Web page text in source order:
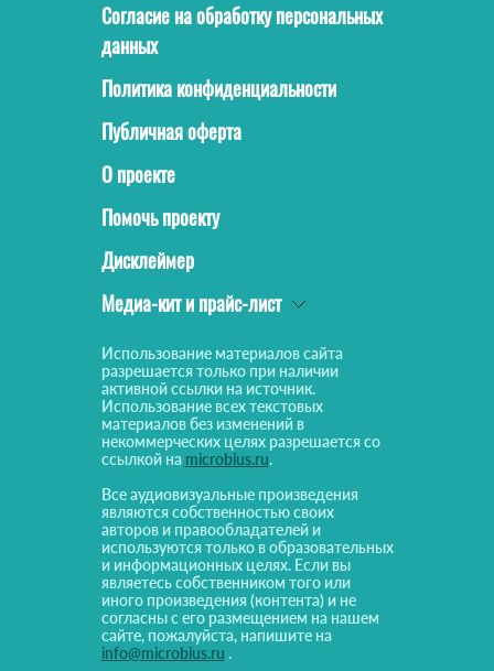
Согласие на обработку персональных
данных
Политика конфиденциальности
Публичная оферта
О проекте
Помочь проекту
Дисклеймер
Медиа-кит и прайс-лист
Использование материалов сайта
разрешается только при наличии
активной ссылки на источник.
Использование всех текстовых
материалов без изменений в
некоммерческих целях разрешается со
ссылкой на microbius.ru.
Все аудиовизуальные произведения
являются собственностью своих
авторов и правообладателей и
используются только в образовательных
и информационных целях. Если вы
являетесь собственником того или
иного произведения (контента) и не
согласны с его размещением на нашем
сайте, пожалуйста, напишите на
info@microbius.ru .